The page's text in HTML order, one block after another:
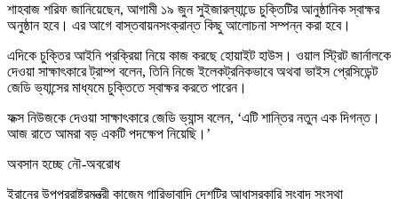
শাহবাজ শরিফ জানিয়েছেন, আগামী ১৯ জুন সুইজারল্যান্ডে চুক্তিটির আনুষ্ঠানিক স্বাক্ষর
অনুষ্ঠান হবে। এর আগে বাস্তবায়নসংক্রান্ত কিছু আলোচনা সম্পন্ন করা হবে।
এদিকে চুক্তির আইনি প্রক্রিয়া নিয়ে কাজ করছে হোয়াইট হাউস। ওয়াল স্ট্রিট জার্নালকে
দেওয়া সাক্ষাৎকারে ট্রাম্প বলেন, তিনি নিজে ইলেকট্রনিকভাবে অথবা ভাইস প্রেসিডেন্ট
জেডি ভ্যান্সের মাধ্যমে চুক্তিতে স্বাক্ষর করতে পারেন।
ফক্স নিউজকে দেওয়া সাক্ষাৎকারে জেডি ভ্যান্স বলেন, ‘এটি শান্তির নতুন এক দিগন্ত।
আজ রাতে আমরা বড় একটি পদক্ষেপ নিয়েছি।’
অবসান হচ্ছে নৌ-অবরোধ
ইরানের উপপররাষ্ট্রমন্ত্রী কাজেম গারিভাবাদি দেশটির আধাসরকারি সংবাদ সংস্থা